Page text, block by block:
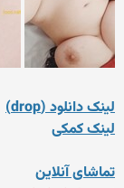
لینک دانلود (drop)
لینک کمکی
تماشای آنلاین